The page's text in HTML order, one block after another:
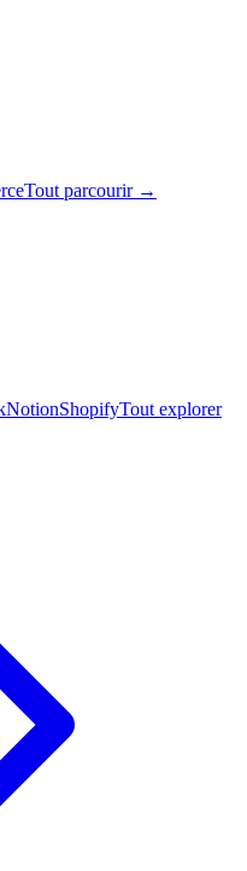
Tout parcourir →
NotionShopifyTout explorer